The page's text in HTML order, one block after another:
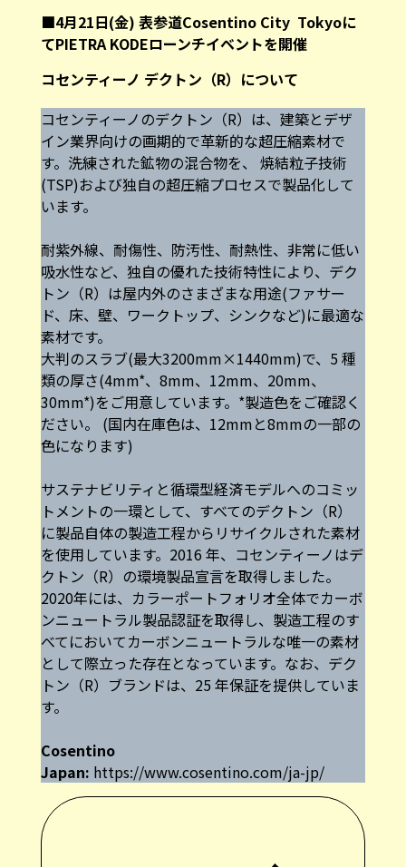
■4月21日(金) 表参道Cosentino City Tokyoに
てPIETRA KODEローンチイベントを開催
コセンティーノ デクトン（R）について
コセンティーノのデクトン（R）は、建築とデザ
イン業界向けの画期的で革新的な超圧縮素材で
す。洗練された鉱物の混合物を、 焼結粒子技術
(TSP)および独自の超圧縮プロセスで製品化して
います。
耐紫外線、耐傷性、防汚性、耐熱性、非常に低い
吸水性など、独自の優れた技術特性により、デク
トン（R）は屋内外のさまざまな用途(ファサー
ド、床、壁、ワークトップ、シンクなど)に最適な
素材です。
大判のスラブ(最大3200mm×1440mm)で、5 種
類の厚さ(4mm*、8mm、12mm、20mm、
30mm*)をご用意しています。*製造色をご確認く
ださい。 (国内在庫色は、12mmと8mmの一部の
色になります)
サステナビリティと循環型経済モデルへのコミッ
トメントの一環として、すべてのデクトン（R）
に製品自体の製造工程からリサイクルされた素材
を使用しています。2016 年、コセンティーノはデ
クトン（R）の環境製品宣言を取得しました。
2020年には、カラーポートフォリオ全体でカーボ
ンニュートラル製品認証を取得し、製造工程のす
べてにおいてカーボンニュートラルな唯一の素材
として際立った存在となっています。なお、デク
トン（R）ブランドは、25 年保証を提供していま
す。
Cosentino
Japan: https://www.cosentino.com/ja-jp/